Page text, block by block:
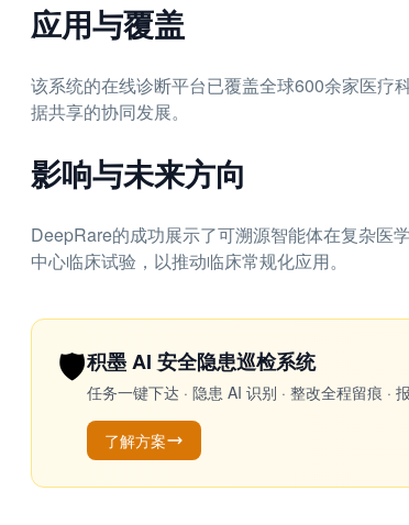
应用与覆盖
该系统的在线诊断平台已覆盖全球600余家医疗
据共享的协同发展。
影响与未来方向
DeepRare的成功展示了可溯源智能体在复杂医
中心临床试验，以推动临床常规化应用。
🛡️积墨 AI 安全隐患巡检系统
任务一键下达 · 隐患 AI 识别 · 整改全程留痕 ·
了解方案